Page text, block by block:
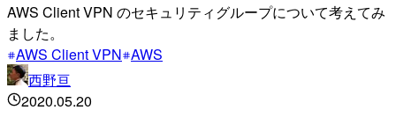
AWS Client VPN のセキュリティグループについて考えてみ
ました。
AWS Client VPN AWS
西野亘
2020.05.20